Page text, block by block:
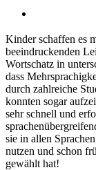
Kinder schaffen es
beeindruckenden
Wortschatz in
dass
durch zahlreiche
konnten sogar
sehr schnell und
sie in allen
nutzen und schon
gewählt hat!